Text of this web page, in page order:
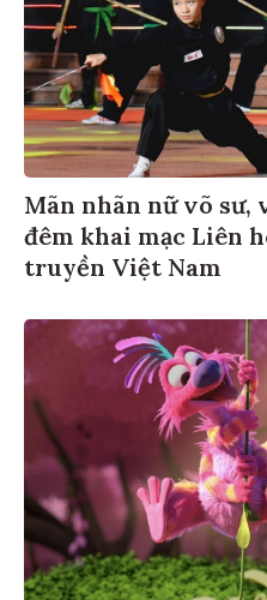
Mãn nhãn nữ võ
đêm khai mạc Liên
truyền Việt Nam